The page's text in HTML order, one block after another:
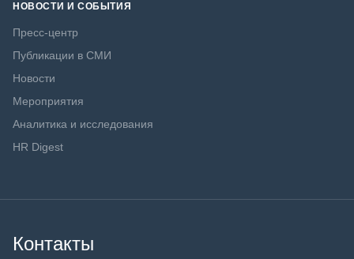
НОВОСТИ И СОБЫТИЯ
Пресс-центр
Публикации в СМИ
Новости
Мероприятия
Аналитика и исследования
HR Digest
Контакты